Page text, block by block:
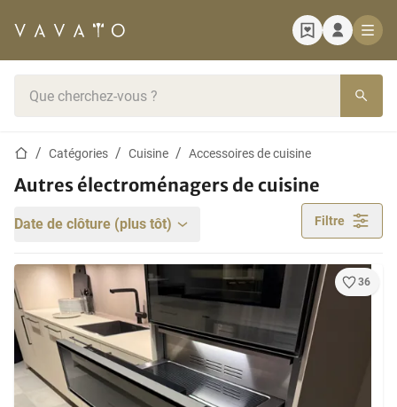
Page d'accueil
Catégories Cuisine Accessoires de cuisine
Autres électroménagers de cuisine
Date de clôture (plus tôt) Filtre
36